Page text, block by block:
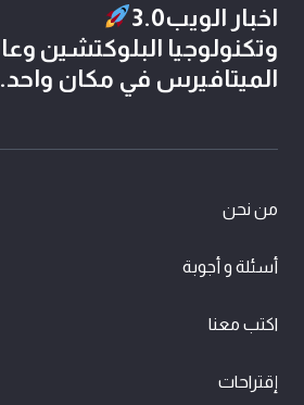
اخبار الويب3.0
الميتافيرس في مكان واحد.
من نحن
أسئلة و أجوبة
اكتب معنا
إقتراحات